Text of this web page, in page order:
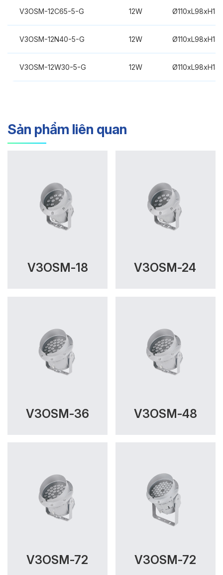
V3OSM-12C65-5-G 12W
V3OSM-12N40-5-G 12W
V3OSM-12W30-5-G 12W
Sản phẩm liên quan
V3OSM-18 V3OSM-24
V3OSM-36 V3OSM-48
V3OSM-72 V3OSM-72